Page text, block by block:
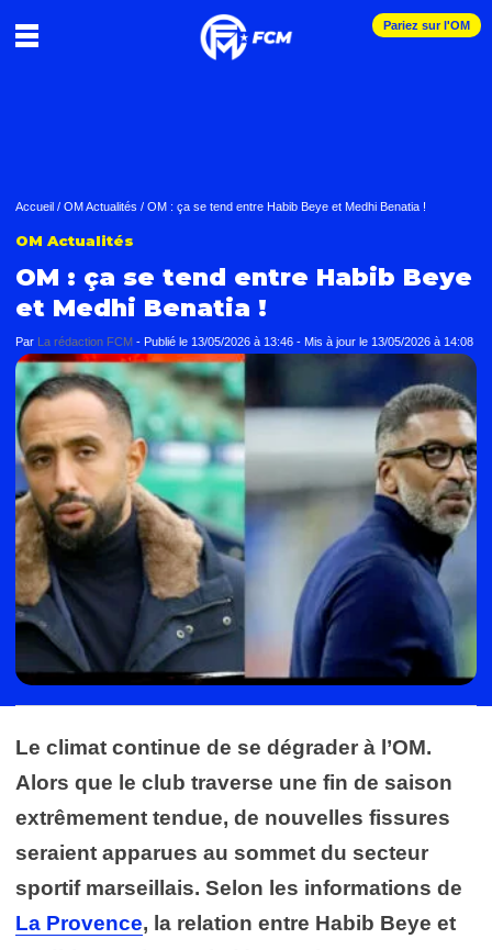
Pariez sur l'OM
Accueil / OM Actualités / OM : ça se tend entre Habib Beye et Medhi Benatia !
OM Actualités
OM : ça se tend entre Habib Beye
et Medhi Benatia !
Par La rédaction FCM - Publié le 13/05/2026 à 13:46 - Mis à jour le 13/05/2026 à 14:08
Le climat continue de se dégrader à l’OM.
Alors que le club traverse une fin de saison
extrêmement tendue, de nouvelles fissures
seraient apparues au sommet du secteur
sportif marseillais. Selon les informations de
La Provence, la relation entre Habib Beye et